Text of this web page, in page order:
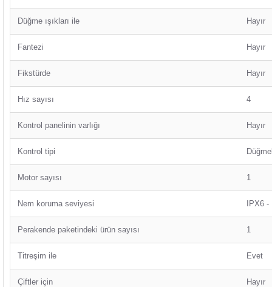
Düğme ışıkları ile Hayır
Fantezi Hayır
Fikstürde Hayır
Hız sayısı 4
Kontrol panelinin varlığı Hayır
Kontrol tipi
Motor sayısı 1
Nem koruma seviyesi IPX6
Perakende paketindeki ürün sayısı 1
Titreşim ile Evet
Çiftler için Hayır